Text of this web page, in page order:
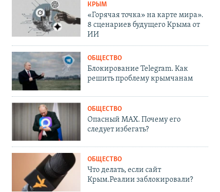
КРЫМ
«Горячая точка» на карте мира».
8 сценариев будущего Крыма от
ИИ
ОБЩЕСТВО
Блокирование Telegram. Как
решить проблему крымчанам
ОБЩЕСТВО
Опасный MAX. Почему его
следует избегать?
ОБЩЕСТВО
Что делать, если сайт
Крым.Реалии заблокировали?